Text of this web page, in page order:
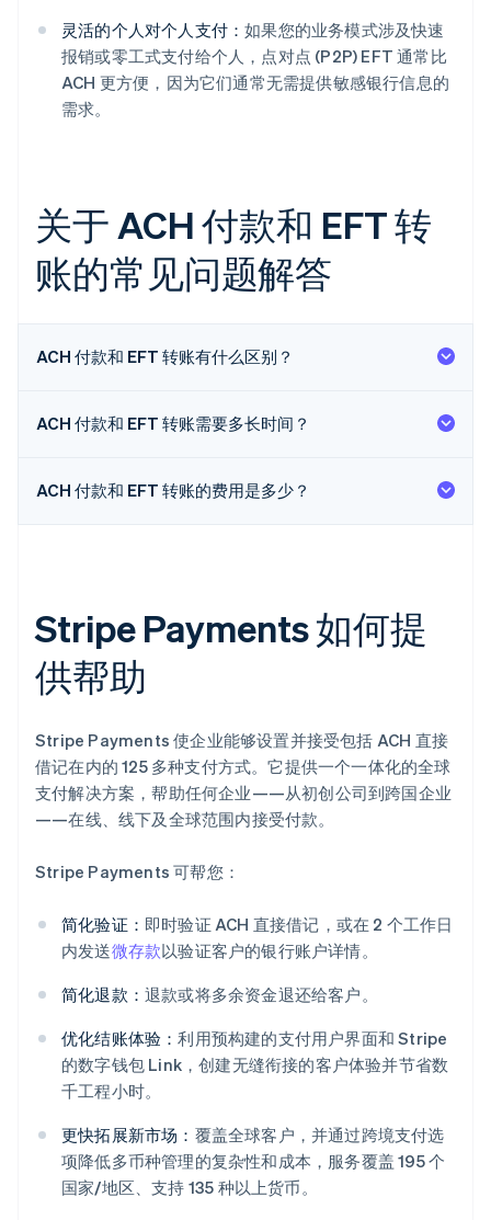
灵活的个人对个人支付：如果您的业务模式涉及快速
报销或零工式支付给个人，点对点 (P2P) EFT 通常比
ACH 更方便，因为它们通常无需提供敏感银行信息的
需求。
关于 ACH 付款和 EFT 转
账的常见问题解答
ACH 付款和 EFT 转账有什么区别？
ACH 付款和 EFT 转账需要多长时间？
ACH 付款和 EFT 转账的费用是多少？
Stripe Payments 如何提
供帮助
Stripe Payments 使企业能够设置并接受包括 ACH 直接
借记在内的 125 多种支付方式。它提供一个一体化的全球
支付解决方案，帮助任何企业——从初创公司到跨国企业
——在线、线下及全球范围内接受付款。
Stripe Payments 可帮您：
简化验证： 即时验证 ACH 直接借记，或在 2 个工作日
内发送微存款以验证客户的银行账户详情。
简化退款： 退款或将多余资金退还给客户。
优化结账体验：利用预构建的支付用户界面和 Stripe
的数字钱包 Link，创建无缝衔接的客户体验并节省数
千工程小时。
更快拓展新市场： 覆盖全球客户，并通过跨境支付选
项降低多币种管理的复杂性和成本，服务覆盖 195 个
国家/地区、支持 135 种以上货币。